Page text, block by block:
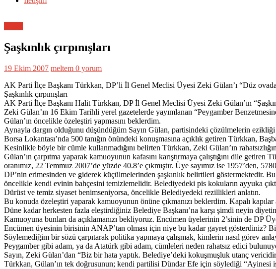
Şaşkınlık çırpınışları
19 Ekim 2007 meltem 0 yorum
AK Parti İlçe Başkanı Türkkan, DP’li İl Genel Meclisi Üyesi Zeki Gülan’ı “Düz
Şaşkınlık çırpınışları
AK Parti İlçe Başkanı Halit Türkkan, DP İl Genel Meclisi Üyesi Zeki Gülan’ın
Zeki Gülan’ın 16 Ekim Tarihli yerel gazetelerde yayımlanan “Peygamber
Gülan’ın öncelikle özeleştiri yapmasını beklerdim.
Aynayla dargın olduğunu düşündüğüm Sayın Gülan, partisindeki çözülmelerin
Borsa Lokantası’nda 500 tanığın önündeki konuşmasına açıklık getiren Türkkan,
Kesinlikle böyle bir cümle kullanmadığını belirten Türkkan, Zeki Gülan’ın
Gülan’ın çarpıtma yaparak kamuoyunun kafasını karıştırmaya çalıştığını dile
oranımız, 22 Temmuz 2007’de yüzde 40.8’e çıkmıştır. Üye sayımız ise 1957’den,
DP’nin erimesinden ve giderek küçülmelerinden şaşkınlık belirtileri göstermektedir.
öncelikle kendi evinin bahçesini temizlemelidir. Belediyedeki pis kokuların ayyuka
Dürüst ve temiz siyaset benimseniyorsa, öncelikle Belediyedeki rezillikleri anlatın.
Bu konuda özeleştiri yaparak kamuoyunun önüne çıkmanızı beklerdim. Kapalı
Düne kadar herkesten fazla eleştirdiğiniz Belediye Başkanı’na karşı şimdi neyin
Kamuoyuna bunları da açıklamanızı bekliyoruz. Encümen üyelerinin 2’sinin de DP
Encümen üyesinin birisinin ANAP’tan olması için niye bu kadar gayret gösterdiniz?
Söylemediğim bir sözü çarpıtarak politika yapmaya çalışmak, kimlerin nasıl görev
Peygamber gibi adam, ya da Atatürk gibi adam, cümleleri neden rahatsız edici
Sayın, Zeki Gülan’dan “Biz bir hata yaptık. Belediye’deki kokuşmuşluk utanç
Türkkan, Gülan’ın tek doğrusunun; kendi partilisi Dündar Efe için söylediği “Ayinesi